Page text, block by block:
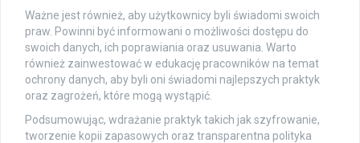
Ważne jest również, aby użytkownicy byli świadomi swoich
praw. Powinni być informowani o możliwości dostępu do
swoich danych, ich poprawiania oraz usuwania. Warto
również zainwestować w edukację pracowników na temat
ochrony danych, aby byli oni świadomi najlepszych praktyk
oraz zagrożeń, które mogą wystąpić.
Podsumowując, wdrażanie praktyk takich jak szyfrowanie,
tworzenie kopii zapasowych oraz transparentna polityka